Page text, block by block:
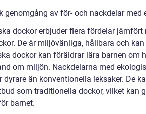
genomgång av för- och nackdelar med
dockor erbjuder flera fördelar jämfört
De är miljövänliga, hållbara och
dockor kan föräldrar lära barnen om
om miljön. Nackdelarna med
dyrare än konventionella leksaker. De
som traditionella dockor, vilket kan
barnet.